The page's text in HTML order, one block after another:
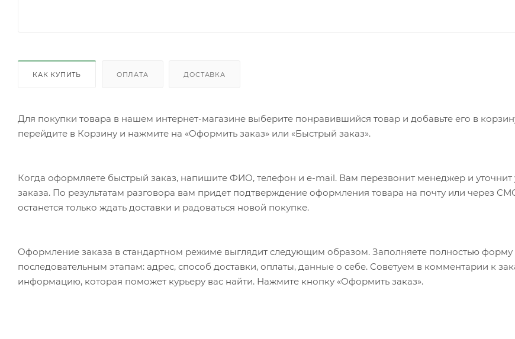
КАК КУПИТЬ ОПЛАТА ДОСТАВКА
Для покупки товара в нашем интернет-магазине выберите понравившийся товар и добавьте его в
перейдите в Корзину и нажмите на «Оформить заказ» или «Быстрый заказ».
Когда оформляете быстрый заказ, напишите ФИО, телефон и e-mail. Вам перезвонит менеджер и уточнит
заказа. По результатам разговора вам придет подтверждение оформления товара на почту или через
останется только ждать доставки и радоваться новой покупке.
Оформление заказа в стандартном режиме выглядит следующим образом. Заполняете полностью форму
последовательным этапам: адрес, способ доставки, оплаты, данные о себе. Советуем в комментарии к
информацию, которая поможет курьеру вас найти. Нажмите кнопку «Оформить заказ».